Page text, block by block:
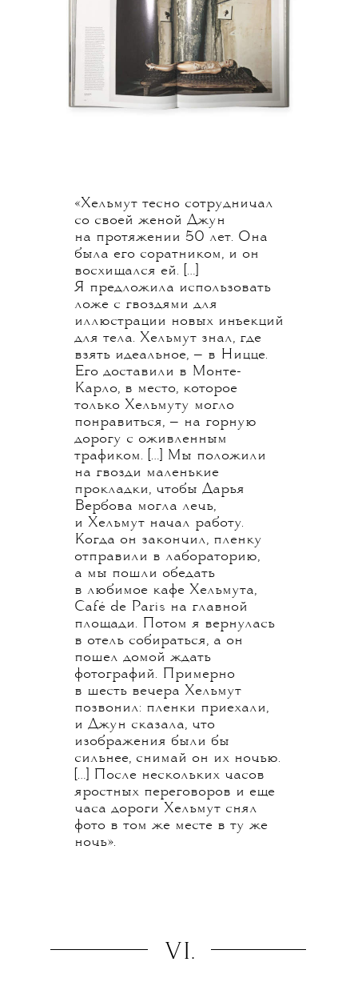
«Хельмут тесно сотрудничал
со своей женой Джун
на протяжении 50 лет. Она
была его соратником, и он
восхищался ей. […]
Я предложила использовать
ложе с гвоздями для
иллюстрации новых инъекций
для тела. Хельмут знал, где
взять идеальное, — в Ницце.
Его доставили в Монте-
Карло, в место, которое
только Хельмуту могло
понравиться, — на горную
дорогу с оживленным
трафиком. […] Мы положили
на гвозди маленькие
прокладки, чтобы Дарья
Вербова могла лечь,
и Хельмут начал работу.
Когда он закончил, пленку
отправили в лабораторию,
а мы пошли обедать
в любимое кафе Хельмута,
Café de Paris на главной
площади. Потом я вернулась
в отель собираться, а он
пошел домой ждать
фотографий. Примерно
в шесть вечера Хельмут
позвонил: пленки приехали,
и Джун сказала, что
изображения были бы
сильнее, снимай он их ночью.
[…] После нескольких часов
яростных переговоров и еще
часа дороги Хельмут снял
фото в том же месте в ту же
ночь».
VI.